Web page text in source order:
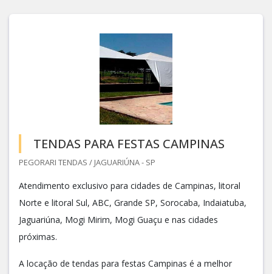
TENDAS PARA FESTAS CAMPINAS
PEGORARI TENDAS / JAGUARIÚNA - SP
Atendimento exclusivo para cidades de Campinas, litoral
Norte e litoral Sul, ABC, Grande SP, Sorocaba, Indaiatuba,
Jaguariúna, Mogi Mirim, Mogi Guaçu e nas cidades
próximas.
A locação de tendas para festas Campinas é a melhor